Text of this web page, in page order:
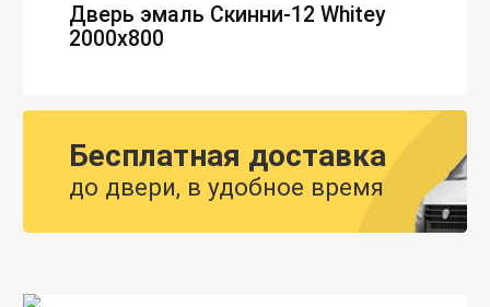
Дверь эмаль Скинни-12 Whitey
2000х800
Бесплатная доставка
до двери, в удобное время